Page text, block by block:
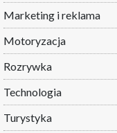
Marketing i reklama
Motoryzacja
Rozrywka
Technologia
Turystyka